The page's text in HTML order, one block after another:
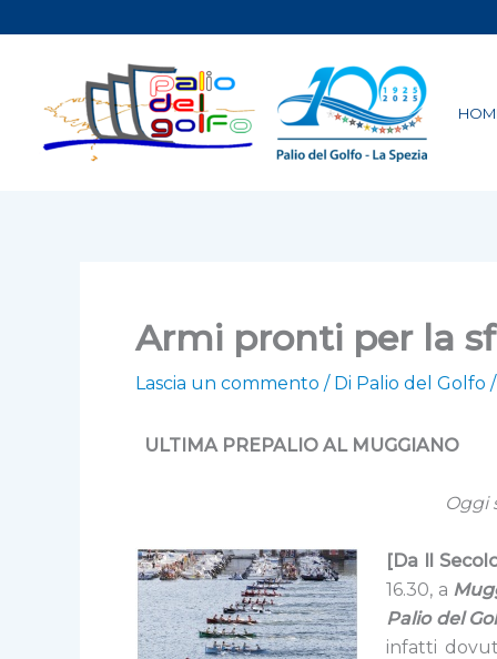
al
Armi pronti per la
Lascia un commento / Di Palio del Golfo /
ULTIMA PREPALIO AL MUGGIANO
Oggi
[Da Il
16.30, a
Palio del
infatti